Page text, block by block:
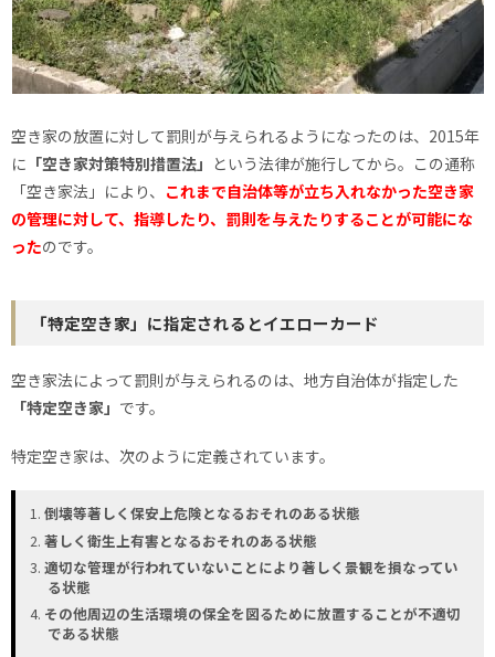
空き家の放置に対して罰則が与えられるようになったのは、2015年
に 「空き家対策特別措置法」 という法律が施行してから。この通称
「空き家法」により、 これまで自治体等が立ち入れなかった空き家
の管理に対して、指導したり、罰則を与えたりすることが可能にな
ったのです。
「特定空き家」に指定されるとイエローカード
空き家法によって罰則が与えられるのは、地方自治体が指定した
「特定空き家」 です。
特定空き家は、次のように定義されています。
倒壊等著しく保安上危険となるおそれのある状態
著しく衛生上有害となるおそれのある状態
適切な管理が行われていないことにより著しく景観を損なってい
る状態
その他周辺の生活環境の保全を図るために放置することが不適切
である状態